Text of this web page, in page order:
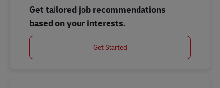
Get tailored job recommendations
based on your interests.
Get Started